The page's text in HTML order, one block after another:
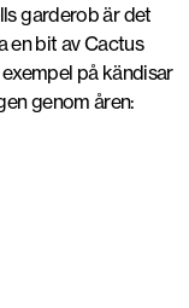
garderob är det
en bit av Cactus
på kändisar
genom åren: